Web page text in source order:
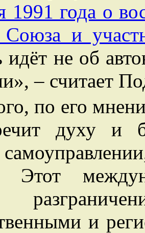
1991 года о
Союза и
идёт не об
– считает
по его
духу и
Этот
и